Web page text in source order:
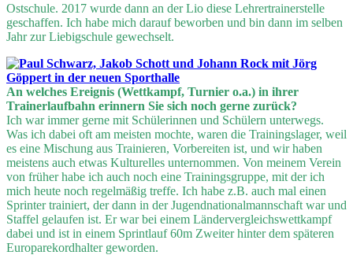
Ostschule. 2017 wurde dann an der Lio diese Lehrertrainerstelle
geschaffen. Ich habe mich darauf beworben und bin dann im selben
Jahr zur Liebigschule gewechselt.
An welches Ereignis (Wettkampf, Turnier o.a.) in ihrer
Trainerlaufbahn erinnern Sie sich noch gerne zurück?
Ich war immer gerne mit Schülerinnen und Schülern unterwegs.
Was ich dabei oft am meisten mochte, waren die Trainingslager, weil
es eine Mischung aus Trainieren, Vorbereiten ist, und wir haben
meistens auch etwas Kulturelles unternommen. Von meinem Verein
von früher habe ich auch noch eine Trainingsgruppe, mit der ich
mich heute noch regelmäßig treffe. Ich habe z.B. auch mal einen
Sprinter trainiert, der dann in der Jugendnationalmannschaft war und
Staffel gelaufen ist. Er war bei einem Ländervergleichswettkampf
dabei und ist in einem Sprintlauf 60m Zweiter hinter dem späteren
Europarekordhalter geworden.